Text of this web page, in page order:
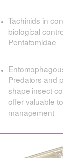
Tachinids in
biological
Pentatomidae
Predators and
shape insect
offer valuable
management